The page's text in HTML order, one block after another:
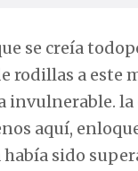
se creía
rodillas a este
invulnerable. la
aquí,
sido